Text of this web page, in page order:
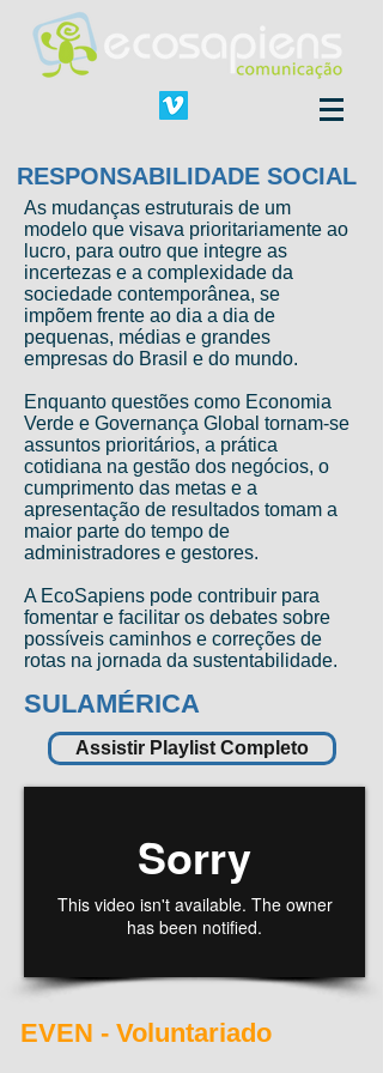
RESPONSABILIDADE SOCIAL
As mudanças estruturais de um
modelo que visava prioritariamente ao
lucro, para outro que integre as
incertezas e a complexidade da
sociedade contemporânea, se
impõem frente ao dia a dia de
pequenas, médias e grandes
empresas do Brasil e do mundo.
Enquanto questões como Economia
Verde e Governança Global tornam-se
assuntos prioritários, a prática
cotidiana na gestão dos negócios, o
cumprimento das metas e a
apresentação de resultados tomam a
maior parte do tempo de
administradores e gestores.
A EcoSapiens pode contribuir para
fomentar e facilitar os debates sobre
possíveis caminhos e correções de
rotas na jornada da sustentabilidade.
SULAMÉRICA
Assistir Playlist Completo
EVEN - Voluntariado